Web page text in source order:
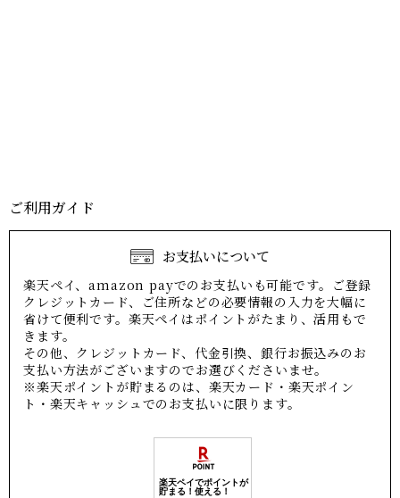
ご利用ガイド
お支払いについて
楽天ペイ、amazon payでのお支払いも可能です。ご登録
クレジットカード、ご住所などの必要情報の入力を大幅に
省けて便利です。楽天ペイはポイントがたまり、活用もで
きます。
その他、クレジットカード、代金引換、銀行お振込みのお
支払い方法がございますのでお選びくださいませ。
※楽天ポイントが貯まるのは、楽天カード・楽天ポイン
ト・楽天キャッシュでのお支払いに限ります。